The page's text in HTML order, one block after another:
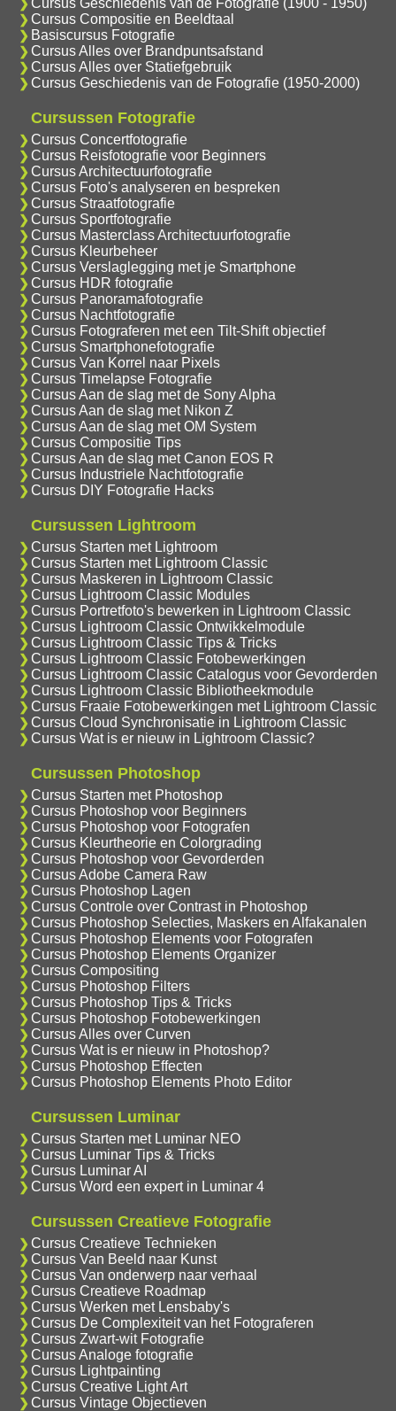
Cursus Compositie en Beeldtaal
Basiscursus Fotografie
Cursus Alles over Brandpuntsafstand
Cursus Alles over Statiefgebruik
Cursus Geschiedenis van de Fotografie (1950-2000)
Cursussen Fotografie
Cursus Concertfotografie
Cursus Reisfotografie voor Beginners
Cursus Architectuurfotografie
Cursus Foto's analyseren en bespreken
Cursus Straatfotografie
Cursus Sportfotografie
Cursus Masterclass Architectuurfotografie
Cursus Kleurbeheer
Cursus Verslaglegging met je Smartphone
Cursus HDR fotografie
Cursus Panoramafotografie
Cursus Nachtfotografie
Cursus Fotograferen met een Tilt-Shift objectief
Cursus Smartphonefotografie
Cursus Van Korrel naar Pixels
Cursus Timelapse Fotografie
Cursus Aan de slag met de Sony Alpha
Cursus Aan de slag met Nikon Z
Cursus Aan de slag met OM System
Cursus Compositie Tips
Cursus Aan de slag met Canon EOS R
Cursus Industriele Nachtfotografie
Cursus DIY Fotografie Hacks
Cursussen Lightroom
Cursus Starten met Lightroom
Cursus Starten met Lightroom Classic
Cursus Maskeren in Lightroom Classic
Cursus Lightroom Classic Modules
Cursus Portretfoto's bewerken in Lightroom Classic
Cursus Lightroom Classic Ontwikkelmodule
Cursus Lightroom Classic Tips & Tricks
Cursus Lightroom Classic Fotobewerkingen
Cursus Lightroom Classic Catalogus voor Gevorderden
Cursus Lightroom Classic Bibliotheekmodule
Cursus Fraaie Fotobewerkingen met Lightroom Classic
Cursus Cloud Synchronisatie in Lightroom Classic
Cursus Wat is er nieuw in Lightroom Classic?
Cursussen Photoshop
Cursus Starten met Photoshop
Cursus Photoshop voor Beginners
Cursus Photoshop voor Fotografen
Cursus Kleurtheorie en Colorgrading
Cursus Photoshop voor Gevorderden
Cursus Adobe Camera Raw
Cursus Photoshop Lagen
Cursus Controle over Contrast in Photoshop
Cursus Photoshop Selecties, Maskers en Alfakanalen
Cursus Photoshop Elements voor Fotografen
Cursus Photoshop Elements Organizer
Cursus Compositing
Cursus Photoshop Filters
Cursus Photoshop Tips & Tricks
Cursus Photoshop Fotobewerkingen
Cursus Alles over Curven
Cursus Wat is er nieuw in Photoshop?
Cursus Photoshop Effecten
Cursus Photoshop Elements Photo Editor
Cursussen Luminar
Cursus Starten met Luminar NEO
Cursus Luminar Tips & Tricks
Cursus Luminar AI
Cursus Word een expert in Luminar 4
Cursussen Creatieve Fotografie
Cursus Creatieve Technieken
Cursus Van Beeld naar Kunst
Cursus Van onderwerp naar verhaal
Cursus Creatieve Roadmap
Cursus Werken met Lensbaby's
Cursus De Complexiteit van het Fotograferen
Cursus Zwart-wit Fotografie
Cursus Analoge fotografie
Cursus Lightpainting
Cursus Creative Light Art
Cursus Vintage Objectieven